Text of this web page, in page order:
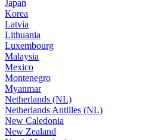
Japan
Korea
Latvia
Lithuania
Luxembourg
Malaysia
Mexico
Montenegro
Myanmar
Netherlands (NL)
Netherlands Antilles (NL)
New Caledonia
New Zealand